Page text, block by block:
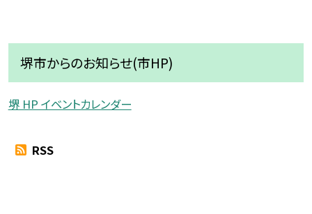
堺市からのお知らせ(市HP)
堺 HP イベントカレンダー
RSS